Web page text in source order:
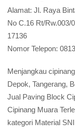
Alamat: Jl. Raya
No C.16 Rt/Rw.003/
17136
Nomor Telepon:
Menjangkau
Depok, Tangerang,
Jual Paving Block
Cipinang Muara
kategori Material